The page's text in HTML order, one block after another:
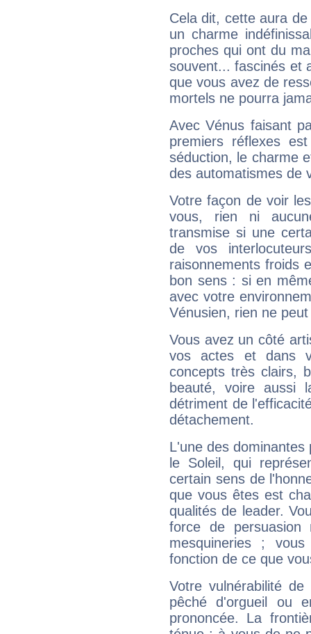
Cela dit, cette aura
un charme
proches qui ont du
souvent... fascinés et
que vous avez de
mortels ne pourra
Avec Vénus faisant
premiers réflexes
séduction, le charme
des automatismes de
Votre façon de voir
vous, rien ni
transmise si une
de vos
raisonnements froids
bon sens : si en
avec votre
Vénusien, rien ne
Vous avez un côté
vos actes et dans
concepts très clairs,
beauté, voire aussi
détriment de
détachement.
L'une des
le Soleil, qui
certain sens de
que vous êtes est
qualités de leader.
force de
mesquineries ;
fonction de ce que
Votre vulnérabilité
pêché d'orgueil ou
prononcée. La